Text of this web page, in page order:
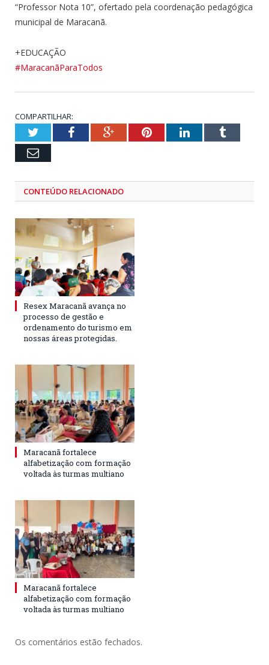
“Professor Nota 10”, ofertado pela coordenação pedagógica
municipal de Maracanã.
+EDUCAÇÃO
#MaracanãParaTodos
COMPARTILHAR:
TwitterFacebookGoogle+PinterestLinkedInTumblr
Email
CONTEÚDO RELACIONADO
Resex Maracanã avança no
processo de gestão e
ordenamento do turismo em
nossas áreas protegidas.
Maracanã fortalece
alfabetização com formação
voltada às turmas multiano
Maracanã fortalece
alfabetização com formação
voltada às turmas multiano
Os comentários estão fechados.